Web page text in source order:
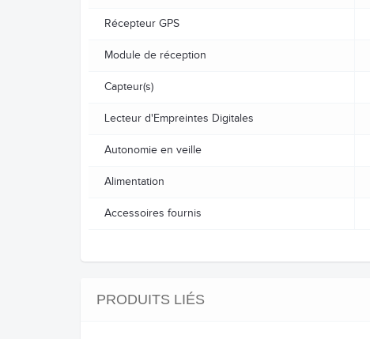
Récepteur GPS
Module de réception
Capteur(s)
Lecteur d'Empreintes Digitales
Autonomie en veille
Alimentation
Accessoires fournis
PRODUITS LIÉS